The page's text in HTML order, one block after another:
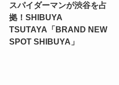
スパイダーマンが渋谷を占
拠！SHIBUYA
TSUTAYA「BRAND NEW
SPOT SHIBUYA」